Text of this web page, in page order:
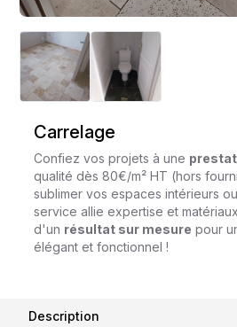
Carrelage
Confiez vos projets à une
qualité dès 80€/m² HT (hors
sublimer vos espaces intérieurs
service allie expertise et
d'un résultat sur mesure pour
élégant et fonctionnel !
Description